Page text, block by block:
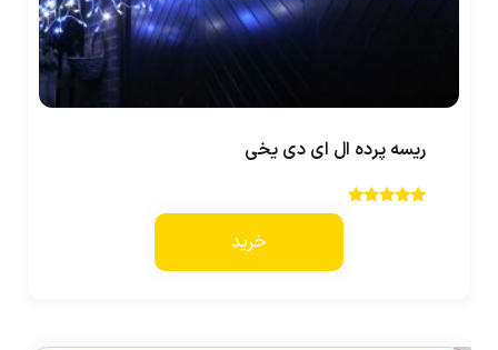
ریسه پرده ال ای دی یخی
خرید